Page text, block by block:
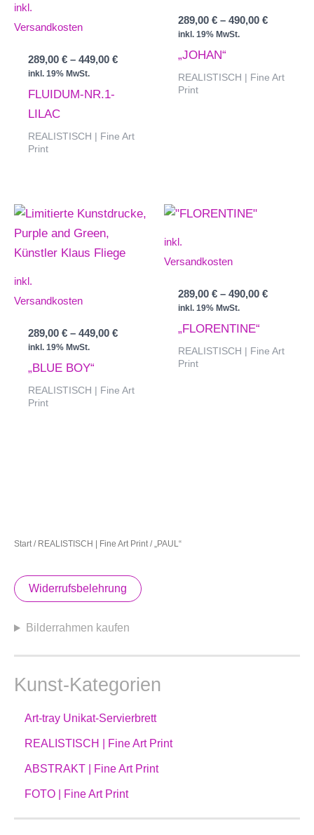
Start/ REALISTISCH | Fine Art Print/ „PAUL“
Widerrufsbelehrung
Bilderrahmen kaufen
Kunst-Kategorien
Art-tray Unikat-Servierbrett
REALISTISCH | Fine Art Print
ABSTRAKT | Fine Art Print
FOTO | Fine Art Print
inkl.
Versandkosten
289,00€ –449,00€
inkl. 19% MwSt.
FLUIDUM-NR.1-
LILAC
REALISTISCH | Fine Art
Print
289,00€ –490,00€
inkl. 19% MwSt.
„JOHAN“
REALISTISCH | Fine Art
Print
inkl.
Versandkosten
289,00€ –449,00€
inkl. 19% MwSt.
„BLUE BOY“
REALISTISCH | Fine Art
Print
inkl.
Versandkosten
289,00€ –490,00€
inkl. 19% MwSt.
„FLORENTINE“
REALISTISCH | Fine Art
Print